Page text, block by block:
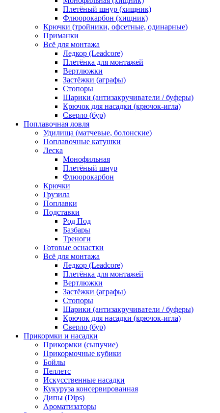
Плетёный шнур (хищник)
Флюорокарбон (хищник)
Крючки (тройники, офсетные, одинарные)
Приманки
Всё для монтажа
Ледкор (Leadcore)
Плетёнка для монтажей
Вертлюжки
Застёжки (аграфы)
Стопоры
Шарики (антизакручиватели / буферы)
Крючок для насадки (крючок-игла)
Сверло (бур)
Поплавочная ловля
Удилища (матчевые, болонские)
Поплавочные катушки
Леска
Монофильная
Плетёный шнур
Флюорокарбон
Крючки
Грузила
Поплавки
Подставки
Род Под
Базбары
Треноги
Готовые оснастки
Всё для монтажа
Ледкор (Leadcore)
Плетёнка для монтажей
Вертлюжки
Застёжки (аграфы)
Стопоры
Шарики (антизакручиватели / буферы)
Крючок для насадки (крючок-игла)
Сверло (бур)
Прикормки и насадки
Прикормки (сыпучие)
Прикормочные кубики
Бойлы
Пеллетс
Искусственные насадки
Кукуруза консервированная
Дипы (Dips)
Ароматизаторы